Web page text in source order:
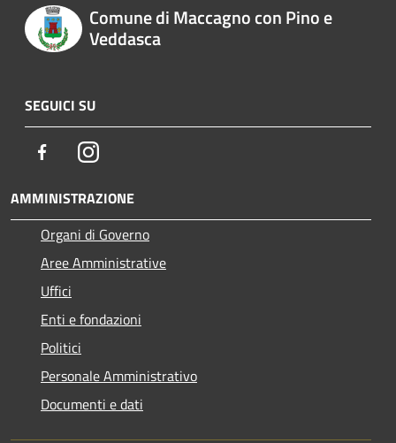
Comune di Maccagno con Pino e
Veddasca
SEGUICI SU
FacebookInstagram
AMMINISTRAZIONE
Organi di Governo
Aree Amministrative
Uffici
Enti e fondazioni
Politici
Personale Amministrativo
Documenti e dati